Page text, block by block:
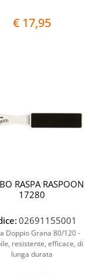
€ 17,95
RASPA RASPOON
17280
02691155001
Doppio Grana 80/120 -
resistente, efficace, di
lunga durata